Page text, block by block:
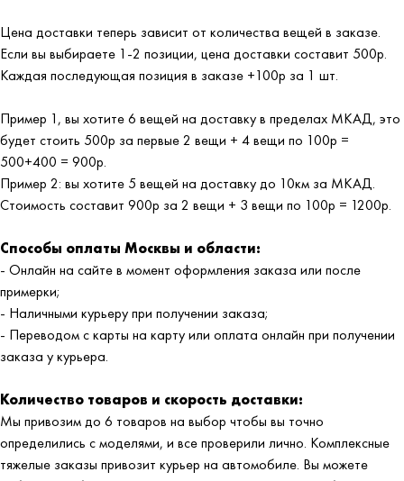
Цена доставки теперь зависит от количества вещей в заказе.
Если вы выбираете 1-2 позиции, цена доставки составит 500р.
Каждая последующая позиция в заказе +100р за 1 шт.
Пример 1, вы хотите 6 вещей на доставку в пределах МКАД, это
будет стоить 500р за первые 2 вещи + 4 вещи по 100р =
500+400 = 900р.
Пример 2: вы хотите 5 вещей на доставку до 10км за МКАД.
Стоимость составит 900р за 2 вещи + 3 вещи по 100р = 1200р.
Способы оплаты Москвы и области:
- Онлайн на сайте в момент оформления заказа или после
примерки;
- Наличными курьеру при получении заказа;
- Переводом с карты на карту или оплата онлайн при получении
заказа у курьера.
Количество товаров и скорость доставки:
Мы привозим до 6 товаров на выбор чтобы вы точно
определились с моделями, и все проверили лично. Комплексные
тяжелые заказы привозит курьер на автомобиле. Вы можете